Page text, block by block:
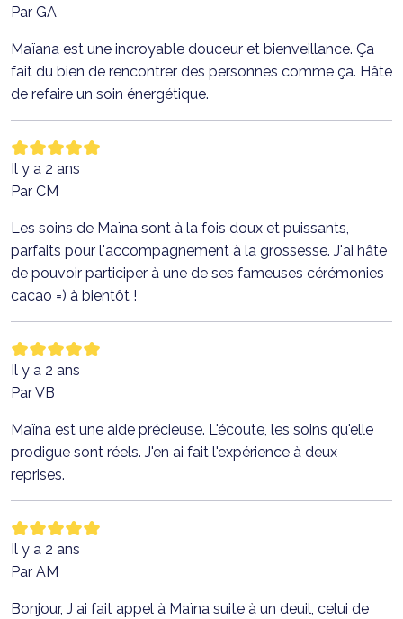
Par GA
Maïana est une incroyable douceur et bienveillance. Ça
fait du bien de rencontrer des personnes comme ça. Hâte
de refaire un soin énergétique.
Il y a 2 ans
Par CM
Les soins de Maïna sont à la fois doux et puissants,
parfaits pour l'accompagnement à la grossesse. J'ai hâte
de pouvoir participer à une de ses fameuses cérémonies
cacao =) à bientôt !
Il y a 2 ans
Par VB
Maïna est une aide précieuse. L'écoute, les soins qu'elle
prodigue sont réels. J'en ai fait l'expérience à deux
reprises.
Il y a 2 ans
Par AM
Bonjour, J ai fait appel à Maïna suite à un deuil, celui de